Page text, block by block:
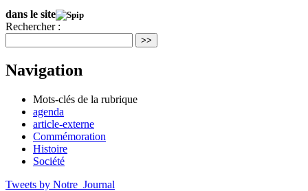
dans le site
Rechercher :
>>
Navigation
Mots-clés de la rubrique
agenda
article-externe
Commémoration
Histoire
Société
Tweets by Notre_Journal